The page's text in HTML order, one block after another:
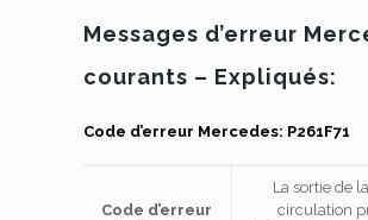
Messages d’erreur
courants – Expliqués:
Code d’erreur Mercedes: P261F71
Code d’erreur
La sortie de
circulation